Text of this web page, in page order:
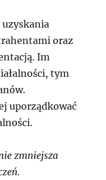
oraz
Im
tym
uporządkować
zmniejsza